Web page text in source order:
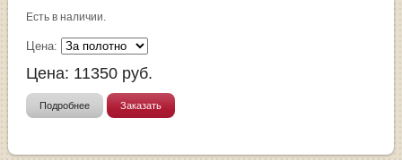
Есть в наличии.
Цена:
Цена: 11350 руб.
Подробнее Заказать